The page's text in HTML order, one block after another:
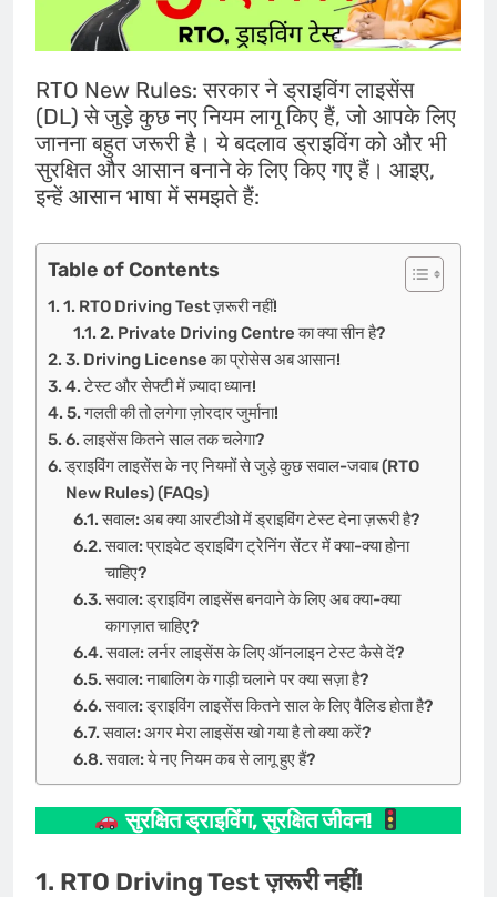
RTO New Rules: सरकार ने ड्राइविंग लाइसेंस
(DL) से जुड़े कुछ नए नियम लागू किए हैं, जो आपके लिए
जानना बहुत जरूरी है। ये बदलाव ड्राइविंग को और भी
सुरक्षित और आसान बनाने के लिए किए गए हैं। आइए,
इन्हें आसान भाषा में समझते हैं:
Table of Contents
1. RTO Driving Test ज़रूरी नहीं!
2. Private Driving Centre का क्या सीन है?
3. Driving License का प्रोसेस अब आसान!
4. टेस्ट और सेफ्टी में ज़्यादा ध्यान!
5. गलती की तो लगेगा ज़ोरदार जुर्माना!
6. लाइसेंस कितने साल तक चलेगा?
ड्राइविंग लाइसेंस के नए नियमों से जुड़े कुछ सवाल-जवाब (RTO
New Rules) (FAQs)
सवाल: अब क्या आरटीओ में ड्राइविंग टेस्ट देना ज़रूरी है?
सवाल: प्राइवेट ड्राइविंग ट्रेनिंग सेंटर में क्या-क्या होना
चाहिए?
सवाल: ड्राइविंग लाइसेंस बनवाने के लिए अब क्या-क्या
कागज़ात चाहिए?
सवाल: लर्नर लाइसेंस के लिए ऑनलाइन टेस्ट कैसे दें?
सवाल: नाबालिग के गाड़ी चलाने पर क्या सज़ा है?
सवाल: ड्राइविंग लाइसेंस कितने साल के लिए वैलिड होता है?
सवाल: अगर मेरा लाइसेंस खो गया है तो क्या करें?
सवाल: ये नए नियम कब से लागू हुए हैं?
सुरक्षित ड्राइविंग, सुरक्षित जीवन!
1. RTO Driving Test ज़रूरी नहीं!